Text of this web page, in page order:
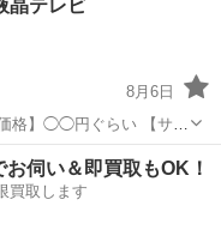
あります。現状渡しと
晶テレビ
8月6日
格】◯◯円ぐらい 【サイ
大体です） 【傷などの
ピールポイント】状態は
伺い＆即買取もOK！
買取します